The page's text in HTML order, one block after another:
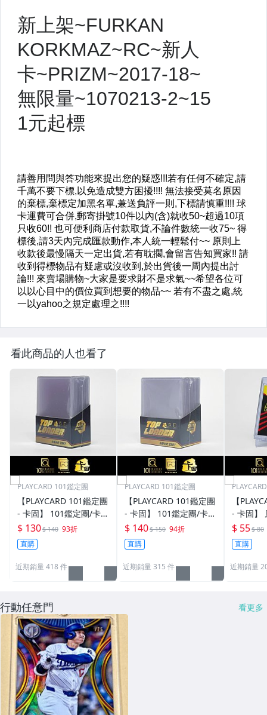
看此商品的人也看了
PLAYCARD 101鑑定團
【PLAYCARD 101鑑定團
- 卡固】 101鑑定團/卡固
原廠原裝 一般卡夾 / 塑
膠殼 尺寸：35pt
$ 130$ 140 93折
直購
近期銷量 418 件
PLAYCARD 101鑑定團
【PLAYCARD 101鑑定團
- 卡固】 101鑑定團/卡固
原廠原裝 一般卡夾 / 塑
膠殼 尺寸：55pt
$ 140$ 150 94折
直購
近期銷量 315 件
【
- 卡固】
卡夾 /
pt /
$ 55$ 80
直購
近期銷量
行動任意門 看更多